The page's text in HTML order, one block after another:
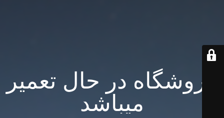
فروشگاه در حال تعمیر
میباشد